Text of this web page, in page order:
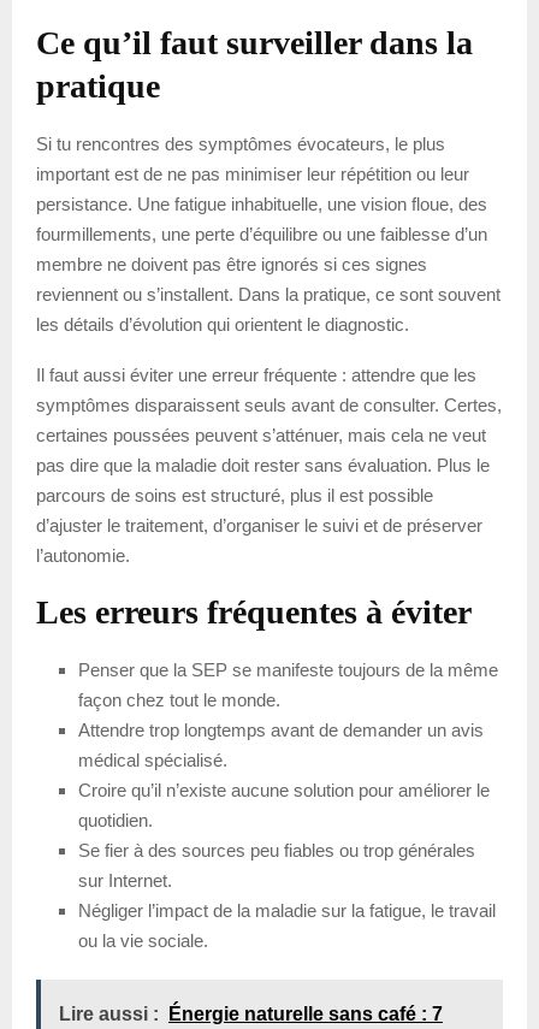
Ce qu’il faut surveiller dans la
pratique
Si tu rencontres des symptômes évocateurs, le plus
important est de ne pas minimiser leur répétition ou leur
persistance. Une fatigue inhabituelle, une vision floue, des
fourmillements, une perte d’équilibre ou une faiblesse d’un
membre ne doivent pas être ignorés si ces signes
reviennent ou s’installent. Dans la pratique, ce sont souvent
les détails d’évolution qui orientent le diagnostic.
Il faut aussi éviter une erreur fréquente : attendre que les
symptômes disparaissent seuls avant de consulter. Certes,
certaines poussées peuvent s’atténuer, mais cela ne veut
pas dire que la maladie doit rester sans évaluation. Plus le
parcours de soins est structuré, plus il est possible
d’ajuster le traitement, d’organiser le suivi et de préserver
l’autonomie.
Les erreurs fréquentes à éviter
Penser que la SEP se manifeste toujours de la même
façon chez tout le monde.
Attendre trop longtemps avant de demander un avis
médical spécialisé.
Croire qu’il n’existe aucune solution pour améliorer le
quotidien.
Se fier à des sources peu fiables ou trop générales
sur Internet.
Négliger l’impact de la maladie sur la fatigue, le travail
ou la vie sociale.
Lire aussi :
Énergie naturelle sans café : 7